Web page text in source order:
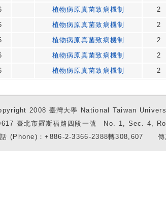
植物病原真菌致病機制 2
植物病原真菌致病機制 2
植物病原真菌致病機制 2
植物病原真菌致病機制 2
植物病原真菌致病機制 2
2008 臺灣大學 National Taiwan
臺北市羅斯福路四段一號 No. 1, Sec. 4,
話 (Phone)：+886-2-3366-2388轉308,607 傳